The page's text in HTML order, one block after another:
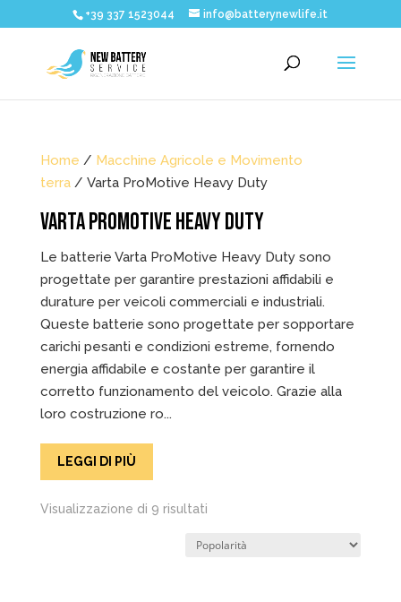
+39 337 1523044 info@batterynewlife.it
Home / Macchine Agricole e Movimento
terra/ Varta ProMotive Heavy Duty
VARTA PROMOTIVE HEAVY DUTY
Le batterie Varta ProMotive Heavy Duty sono
progettate per garantire prestazioni affidabili e
durature per veicoli commerciali e industriali.
Queste batterie sono progettate per sopportare
carichi pesanti e condizioni estreme, fornendo
energia affidabile e costante per garantire il
corretto funzionamento del veicolo. Grazie alla
loro costruzione ro...
LEGGI DI PIÙ
Visualizzazione di 9 risultatiPopolarità